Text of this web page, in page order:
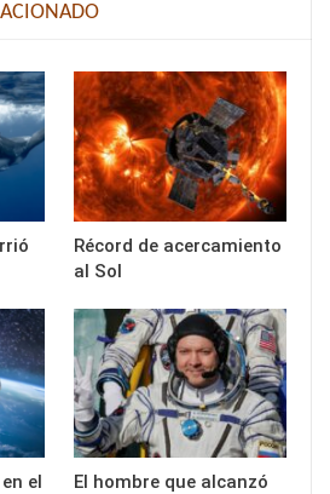
Récord de acercamiento
al Sol
el
El hombre que alcanzó